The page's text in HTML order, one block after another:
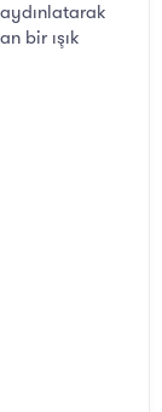
bir ışık